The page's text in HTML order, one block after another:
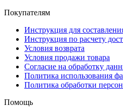
Покупателям
Инструкция для
Инструкция по расчету
Условия возврата
Условия продажи товара
Согласие на обработку
Политика использования
Политика обработки
Помощь